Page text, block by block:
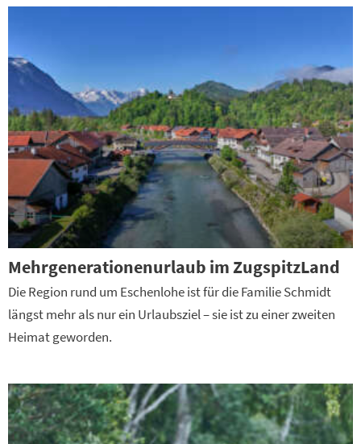
Mehrgenerationenurlaub im ZugspitzLand
Die Region rund um Eschenlohe ist für die Familie Schmidt
längst mehr als nur ein Urlaubsziel – sie ist zu einer zweiten
Heimat geworden.